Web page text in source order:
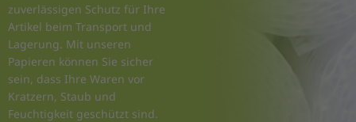
zuverlässigen Schutz für Ihre
Artikel beim Transport und
Lagerung. Mit unseren
Papieren können Sie sicher
sein, dass Ihre Waren vor
Kratzern, Staub und
Feuchtigkeit geschützt sind.